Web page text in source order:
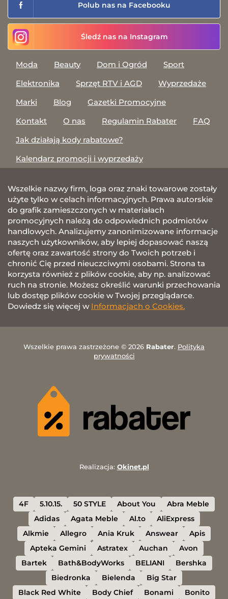
Polub nas na Facebooku
Śledź nas na Instagram
Moda Beauty Dom i Ogród
Sport
Elektronika
Sprzęt RTV i AGD
Wyprzedaże
Marki
Blog
Gazetki Promocyjne
Kontakt
O nas Regulamin Rabater
FAQ
Jak działają kody rabatowe?
Kalendarz promocji i wyprzedaży
Wszelkie nazwy firm, loga oraz znaki towarowe zostały
użyte tylko w celach informacyjnych. Prawa autorskie
do grafik zamieszczonych w materiałach
promocyjnych należą do odpowiednich podmiotów
handlowych. Analizujemy zanonimizowane informacje
naszych użytkowników, aby lepiej dopasować naszą
ofertę oraz zawartość strony do Twoich potrzeb i
chronić Cię przed nieuczciwymi osobami. Strona ta
korzysta również z plików cookie, aby np. analizować
ruch na stronie. Możesz określić warunki przechowania
lub dostęp plików cookie w Twojej przeglądarce.
Dowiedz się więcej w Informacjach o Cookies.
Wszelkie prawa zastrzeżone © 2026 Rabater. Polityka
prywatności
Realizacja: Okinet.pl
4F 5.10.15. 50 STYLE About You
Abra Meble
Adidas
Agata Meble Al.to
AliExpress
Alkmie
Allegro Ania Kruk Answear
Apis
Apteka Gemini
Astratex Auchan
Avon
Bartek
Bath&BodyWorks BELIANI
Bershka
Biedronka
Bielenda
Big Star
Black Red White
Body Chief Bonami Bonito